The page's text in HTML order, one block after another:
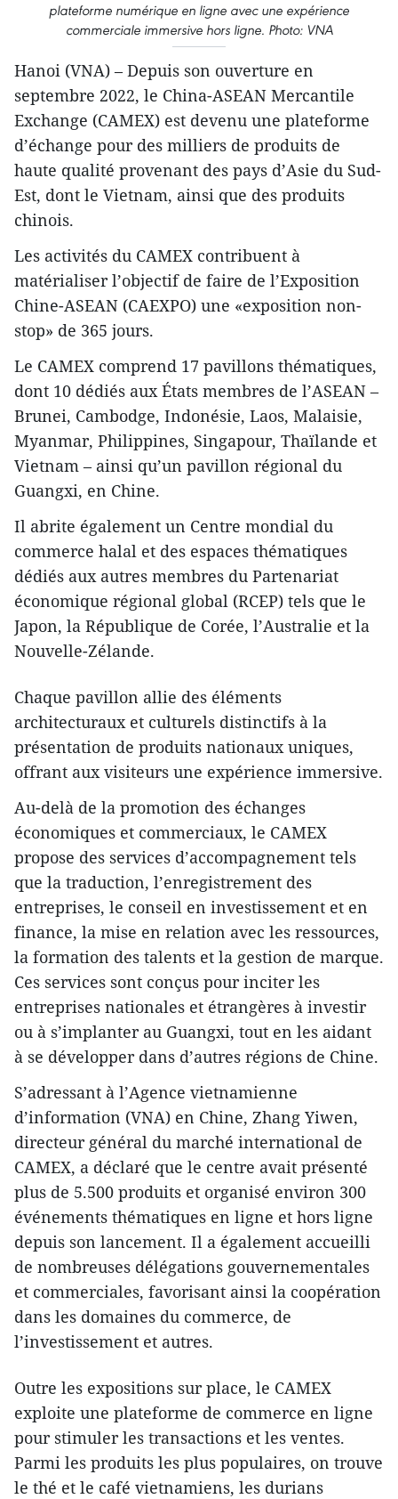
plateforme numérique en ligne avec une expérience
commerciale immersive hors ligne. Photo: VNA
Hanoi (VNA) – Depuis son ouverture en
septembre 2022, le China-ASEAN Mercantile
Exchange (CAMEX) est devenu une plateforme
d’échange pour des milliers de produits de
haute qualité provenant des pays d’Asie du Sud-
Est, dont le Vietnam, ainsi que des produits
chinois.
Les activités du CAMEX contribuent à
matérialiser l’objectif de faire de l’Exposition
Chine-ASEAN (CAEXPO) une «exposition non-
stop» de 365 jours.
Le CAMEX comprend 17 pavillons thématiques,
dont 10 dédiés aux États membres de l’ASEAN –
Brunei, Cambodge, Indonésie, Laos, Malaisie,
Myanmar, Philippines, Singapour, Thaïlande et
Vietnam – ainsi qu’un pavillon régional du
Guangxi, en Chine.
Il abrite également un Centre mondial du
commerce halal et des espaces thématiques
dédiés aux autres membres du Partenariat
économique régional global (RCEP) tels que le
Japon, la République de Corée, l’Australie et la
Nouvelle-Zélande.
Chaque pavillon allie des éléments
architecturaux et culturels distinctifs à la
présentation de produits nationaux uniques,
offrant aux visiteurs une expérience immersive.
Au-delà de la promotion des échanges
économiques et commerciaux, le CAMEX
propose des services d’accompagnement tels
que la traduction, l’enregistrement des
entreprises, le conseil en investissement et en
finance, la mise en relation avec les ressources,
la formation des talents et la gestion de marque.
Ces services sont conçus pour inciter les
entreprises nationales et étrangères à investir
ou à s’implanter au Guangxi, tout en les aidant
à se développer dans d’autres régions de Chine.
S’adressant à l’Agence vietnamienne
d’information (VNA) en Chine, Zhang Yiwen,
directeur général du marché international de
CAMEX, a déclaré que le centre avait présenté
plus de 5.500 produits et organisé environ 300
événements thématiques en ligne et hors ligne
depuis son lancement. Il a également accueilli
de nombreuses délégations gouvernementales
et commerciales, favorisant ainsi la coopération
dans les domaines du commerce, de
l’investissement et autres.
Outre les expositions sur place, le CAMEX
exploite une plateforme de commerce en ligne
pour stimuler les transactions et les ventes.
Parmi les produits les plus populaires, on trouve
le thé et le café vietnamiens, les durians